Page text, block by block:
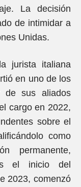
La decisión
de intimidar a
Unidas.
jurista italiana
en uno de los
de sus aliados
cargo en 2022,
sobre el
como
permanente,
el inicio del
2023, comenzó